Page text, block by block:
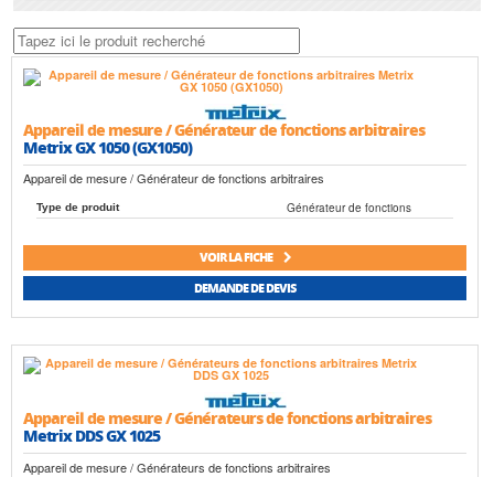
Appareil de mesure / Générateur de fonctions arbitraires
Metrix GX 1050 (GX1050)
Appareil de mesure / Générateur de fonctions arbitraires
Type de produit Générateur de fonctions
VOIR LA FICHE
DEMANDE DE DEVIS
Appareil de mesure / Générateurs de fonctions arbitraires
Metrix DDS GX 1025
Appareil de mesure / Générateurs de fonctions arbitraires